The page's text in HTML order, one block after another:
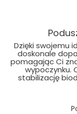
Dzięki swojemu
doskonale
pomagając Ci
wypoczynku.
stabilizację